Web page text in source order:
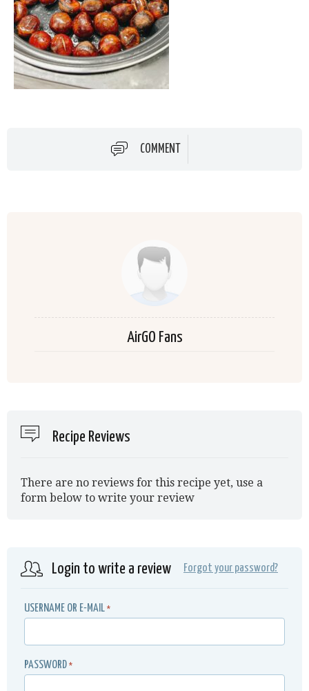
COMMENT
AirGO Fans
Recipe Reviews
There are no reviews for this recipe yet, use a
form below to write your review
Login to write a review Forgot your password?
USERNAME OR E-MAIL *
PASSWORD *